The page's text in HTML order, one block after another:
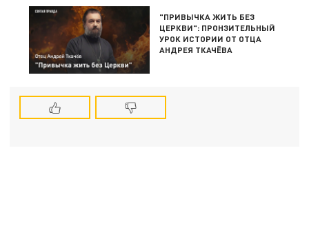
"ПРИВЫЧКА ЖИТЬ БЕЗ
ЦЕРКВИ": ПРОНЗИТЕЛЬНЫЙ
УРОК ИСТОРИИ ОТ ОТЦА
АНДРЕЯ ТКАЧЁВА